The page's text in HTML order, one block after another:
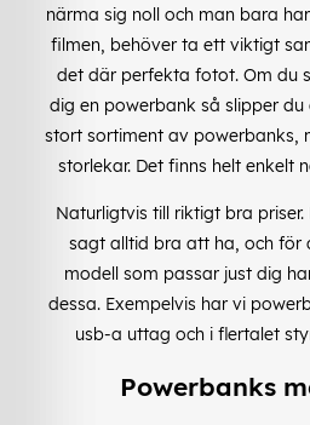
närma sig noll och man bara
filmen, behöver ta ett viktigt
det där perfekta fotot. Om du
dig en powerbank så slipper
stort sortiment av powerbanks,
storlekar. Det finns helt enkelt
Naturligtvis till riktigt bra
sagt alltid bra att ha, och för
modell som passar just dig
dessa. Exempelvis har vi
usb-a uttag och i flertalet
Powerbanks